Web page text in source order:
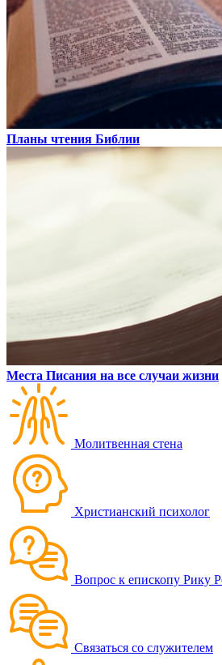
Планы чтения Библии
Места Писания на все случаи жизни
Молитвенная стена
Христианский психолог
Вопрос к епископу Рику
Связаться со служителем